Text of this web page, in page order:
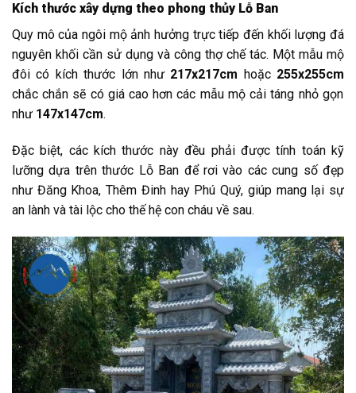
Kích thước xây dựng theo phong thủy Lỗ Ban
Quy mô của ngôi mộ ảnh hưởng trực tiếp đến khối lượng đá
nguyên khối cần sử dụng và công thợ chế tác. Một mẫu mộ
đôi có kích thước lớn như 217x217cm hoặc 255x255cm
chắc chắn sẽ có giá cao hơn các mẫu mộ cải táng nhỏ gọn
như 147x147cm.
Đặc biệt, các kích thước này đều phải được tính toán kỹ
lưỡng dựa trên thước Lỗ Ban để rơi vào các cung số đẹp
như Đăng Khoa, Thêm Đinh hay Phú Quý, giúp mang lại sự
an lành và tài lộc cho thế hệ con cháu về sau.